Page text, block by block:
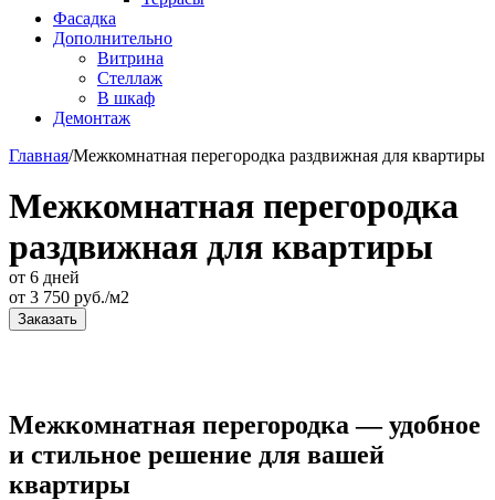
Фасадка
Дополнительно
Витрина
Стеллаж
В шкаф
Демонтаж
Главная/Межкомнатная перегородка раздвижная для квартиры
Межкомнатная перегородка
раздвижная для квартиры
от 6 дней
от 3 750 руб./м2
Заказать
Межкомнатная перегородка — удобное
и стильное решение для вашей
квартиры